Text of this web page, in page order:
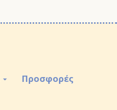
Προσφορές